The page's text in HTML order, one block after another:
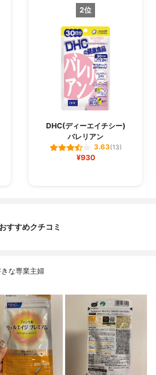
2位
DHC(ディーエイチシー)
バレリアン
3.63(13)
¥930
すすめクチコミ
な専業主婦